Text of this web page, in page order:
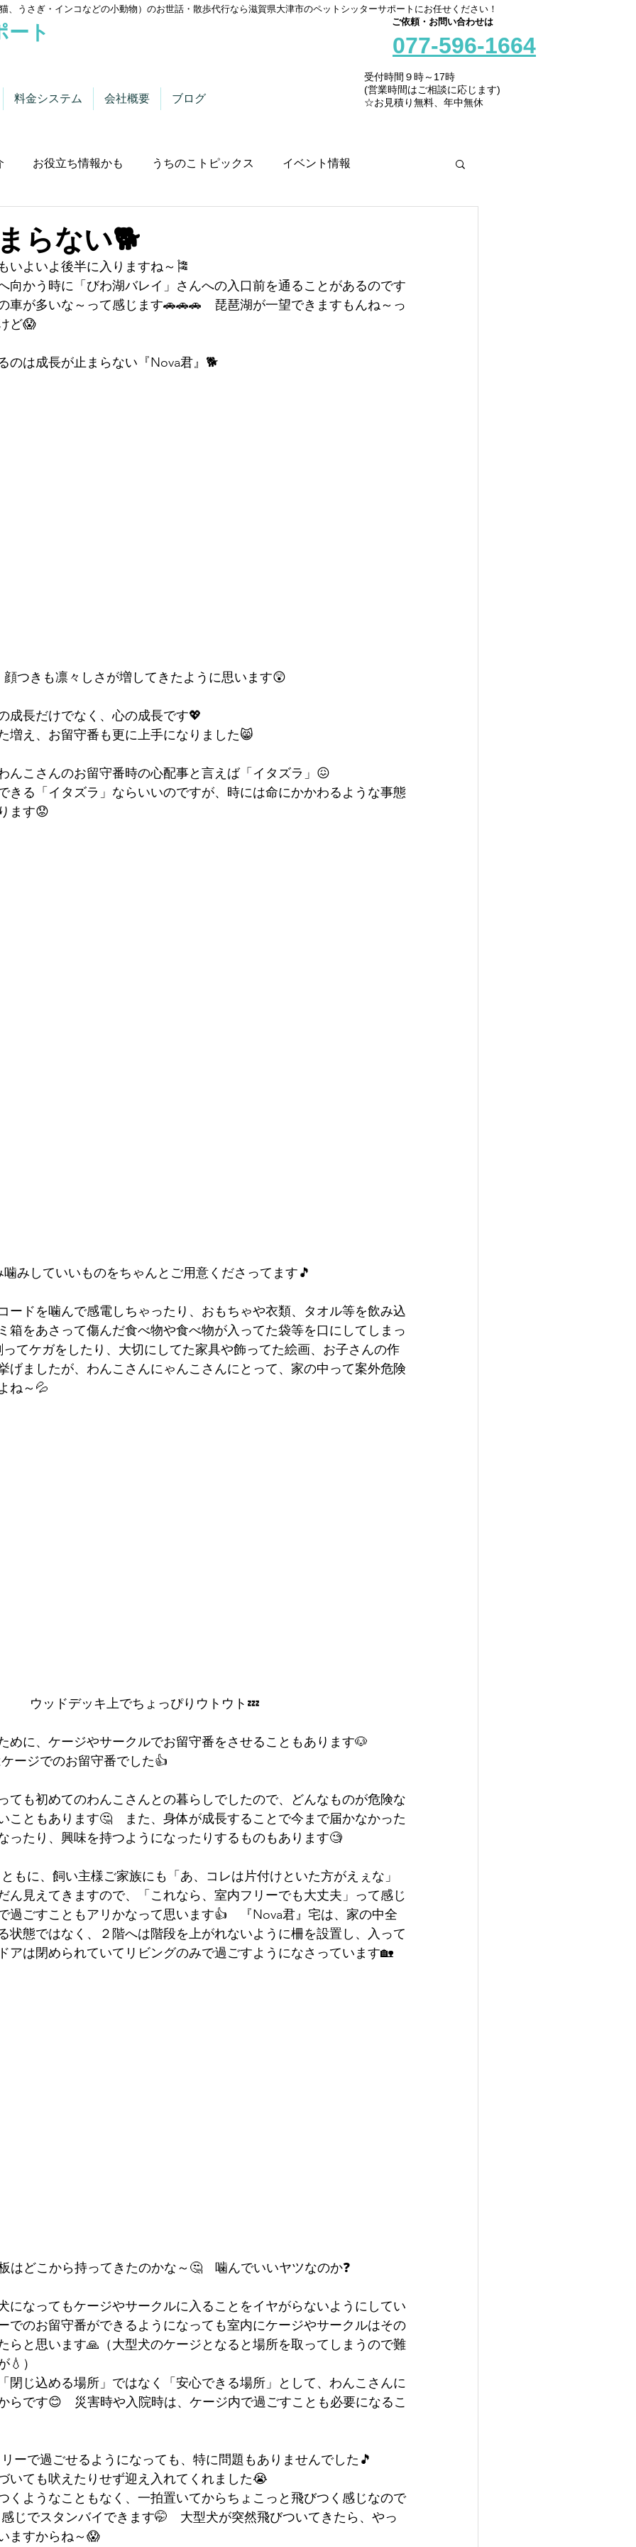
、うさぎ・インコなどの小動物）のお世話・散歩代行なら滋賀県大津市のペットシッターサポートにお任せください！
ート
料金システム 会社概要 ブログ
ご依頼・お問い合わせは
077-596-1664
受付時間９時～17時
(営業時間はご相談に応じます)
☆お見積り無料、年中無休
お役立ち情報かも うちのこトピックス イベント情報
らない🐕
いよいよ後半に入りますね～🎏
向かう時に「びわ湖バレイ」さんへの入口前を通ることがあるのです
車が多いな～って感じます🚗🚗🚗　琵琶湖が一望できますもんね～っ
ど😱
のは成長が止まらない『Nova君』🐕
顔つきも凛々しさが増してきたように思います😲
成長だけでなく、心の成長です💖
増え、お留守番も更に上手になりました😸
んこさんのお留守番時の心配事と言えば「イタズラ」😖
きる「イタズラ」ならいいのですが、時には命にかかわるような事態
ます😟
噛みしていいものをちゃんとご用意くださってます🎵
ードを噛んで感電しちゃったり、おもちゃや衣類、タオル等を飲み込
箱をあさって傷んだ食べ物や食べ物が入ってた袋等を口にしてしまっ
てケガをしたり、大切にしてた家具や飾ってた絵画、お子さんの作
ましたが、わんこさんにゃんこさんにとって、家の中って案外危険
ね～💦
ウッドデッキ上でちょっぴりウトウト💤
めに、ケージやサークルでお留守番をさせることもあります🐶
ージでのお留守番でした👍
ても初めてのわんこさんとの暮らしでしたので、どんなものが危険な
こともあります🤔　また、身体が成長することで今まで届かなかった
ったり、興味を持つようになったりするものもあります🧐
もに、飼い主様ご家族にも「あ、コレは片付けといた方がえぇな」
ん見えてきますので、「これなら、室内フリーでも大丈夫」って感じ
過ごすこともアリかなって思います👍　『Nova君』宅は、家の中全
状態ではなく、２階へは階段を上がれないように柵を設置し、入って
アは閉められていてリビングのみで過ごすようになさっています🏡
はどこから持ってきたのかな～🤔　噛んでいいヤツなのか❓
なってもケージやサークルに入ることをイヤがらないようにしてい
でのお留守番ができるようになっても室内にケージやサークルはその
らと思います🙏（大型犬のケージとなると場所を取ってしまうので難
💧）
閉じ込める場所」ではなく「安心できる場所」として、わんこさんに
らです😊　災害時や入院時は、ケージ内で過ごすことも必要になるこ
ーで過ごせるようになっても、特に問題もありませんでした🎵
いても吠えたりせず迎え入れてくれました😭
くようなこともなく、一拍置いてからちょこっと飛びつく感じなので
感じでスタンバイできます🤭　大型犬が突然飛びついてきたら、やっ
ますからね～😱